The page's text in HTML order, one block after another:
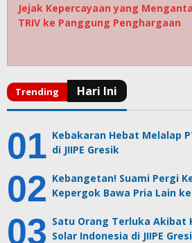
Jejak Kepercayaan yang
TRIV ke Panggung Penghargaan
Kebakaran Hebat Melalap
di JIIPE Gresik
Kebangetan! Suami Pergi
Kepergok Bawa Pria Lain
Satu Orang Terluka Akibat
Solar Indonesia di JIIPE